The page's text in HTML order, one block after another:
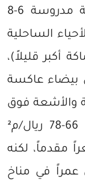
استهلاك الكهرباء! نطبقه بسماكة مدروسة 6-8
الساحلية
أكبر قليلاً)،
بيضاء عاكسة
والأشعة فوق
البنفسجية القوية. السعر النهائي: 66-78 ريال/م²
مقدماً، لكنه
عمراً في مناخ